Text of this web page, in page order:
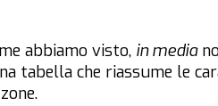
abbiamo visto, in media
tabella che riassume le